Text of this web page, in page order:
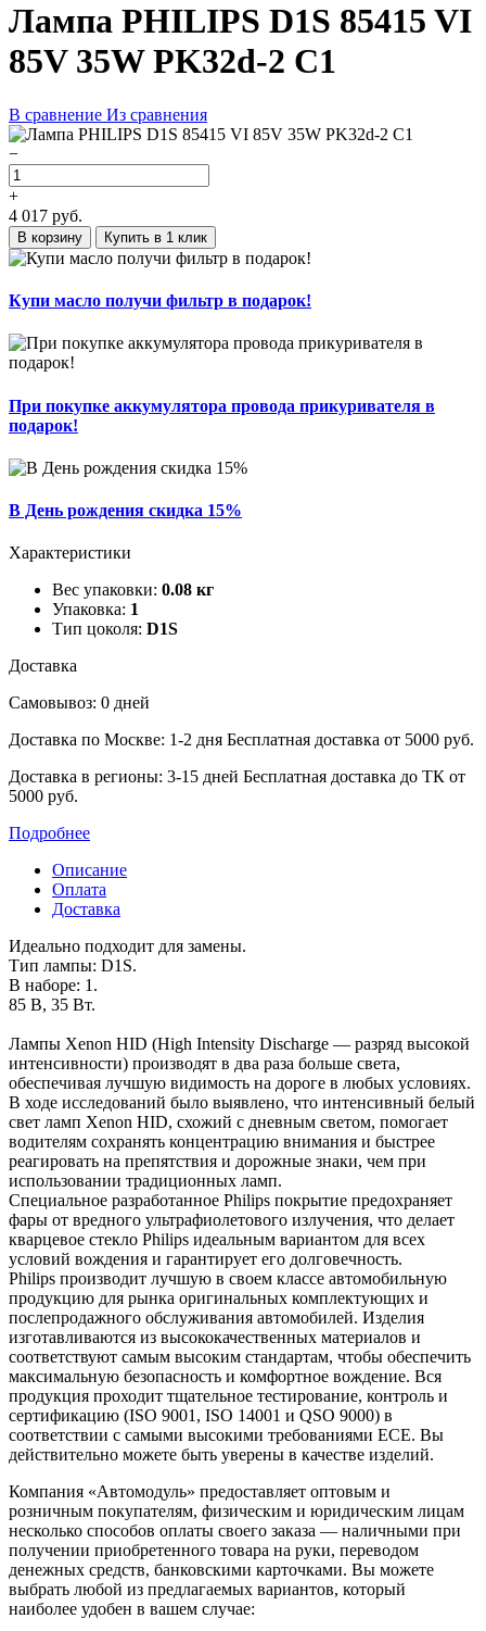
Лампа PHILIPS D1S 85415 VI
85V 35W PK32d-2 C1
В сравнение Из сравнения
−
+
4 017 руб.
В корзину Купить в 1 клик
Купи масло получи фильтр в подарок!
При покупке аккумулятора провода прикуривателя в
подарок!
В День рождения скидка 15%
Характеристики
Вес упаковки: 0.08 кг
Упаковка: 1
Тип цоколя: D1S
Доставка
Самовывоз: 0 дней
Доставка по Москве: 1-2 дня Бесплатная доставка от 5000 руб.
Доставка в регионы: 3-15 дней Бесплатная доставка до ТК от
5000 руб.
Подробнее
Описание
Оплата
Доставка
Идеально подходит для замены.
Тип лампы: D1S.
В наборе: 1.
85 В, 35 Вт.
Лампы Xenon HID (High Intensity Discharge — разряд высокой
интенсивности) производят в два раза больше света,
обеспечивая лучшую видимость на дороге в любых условиях.
В ходе исследований было выявлено, что интенсивный белый
свет ламп Xenon HID, схожий с дневным светом, помогает
водителям сохранять концентрацию внимания и быстрее
реагировать на препятствия и дорожные знаки, чем при
использовании традиционных ламп.
Специальное разработанное Philips покрытие предохраняет
фары от вредного ультрафиолетового излучения, что делает
кварцевое стекло Philips идеальным вариантом для всех
условий вождения и гарантирует его долговечность.
Philips производит лучшую в своем классе автомобильную
продукцию для рынка оригинальных комплектующих и
послепродажного обслуживания автомобилей. Изделия
изготавливаются из высококачественных материалов и
соответствуют самым высоким стандартам, чтобы обеспечить
максимальную безопасность и комфортное вождение. Вся
продукция проходит тщательное тестирование, контроль и
сертификацию (ISO 9001, ISO 14001 и QSO 9000) в
соответствии с самыми высокими требованиями ECE. Вы
действительно можете быть уверены в качестве изделий.
Компания «Автомодуль» предоставляет оптовым и
розничным покупателям, физическим и юридическим лицам
несколько способов оплаты своего заказа — наличными при
получении приобретенного товара на руки, переводом
денежных средств, банковскими карточками. Вы можете
выбрать любой из предлагаемых вариантов, который
наиболее удобен в вашем случае: